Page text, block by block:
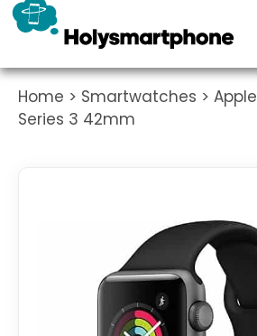
Home > Smartwatches > Apple
Series 3 42mm